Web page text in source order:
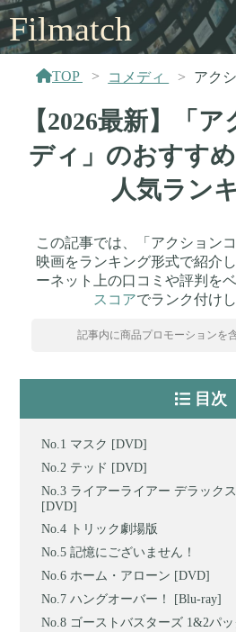
Filmatch
TOP コメディ アク
【2026最新】「
ディ」のおすすめ
人気ラン
この記事では、「アクション
映画をランキング形式で紹介
ーネット上の口コミや評判を
スコアでランク付け
記事内に商品プロモーションを
目次
マスク [DVD]
テッド [DVD]
ライアーライアー デラック
[DVD]
トリック劇場版
記憶にございません！
ホーム・アローン [DVD]
ハングオーバー！ [Blu-ray]
ゴーストバスターズ 1&2パ